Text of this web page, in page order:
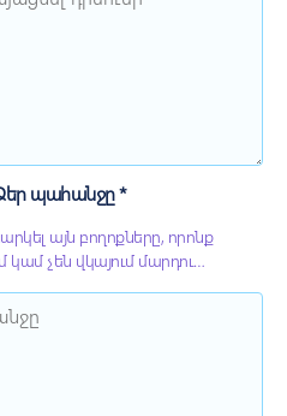
պահանջը *
այն բողոքները, որոնք
չեն վկայում մարդու